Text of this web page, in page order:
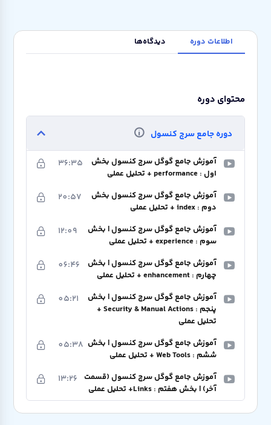
اطلاعات دوره دیدگاه‌ها
محتوای دوره
دوره جامع سرچ کنسول
آموزش جامع گوگل سرچ کنسول بخش
اول : performance + تحلیل عملی
36:35
آموزش جامع گوگل سرچ کنسول بخش
دوم : index + تحلیل عملی
20:57
آموزش جامع گوگل سرچ کنسول | بخش
سوم : experience + تحلیل عملی
12:09
آموزش جامع گوگل سرچ کنسول | بخش
چهارم : enhancement + تحلیل عملی
06:46
آموزش جامع گوگل سرچ کنسول | بخش
پنجم : Security & Manual Actions +
تحلیل عملی
05:21
آموزش جامع گوگل سرچ کنسول | بخش
ششم : Web Tools + تحلیل عملی
05:38
آموزش جامع گوگل سرچ کنسول (قسمت
آخر) | بخش هفتم : Links+ تحلیل عملی
13:26